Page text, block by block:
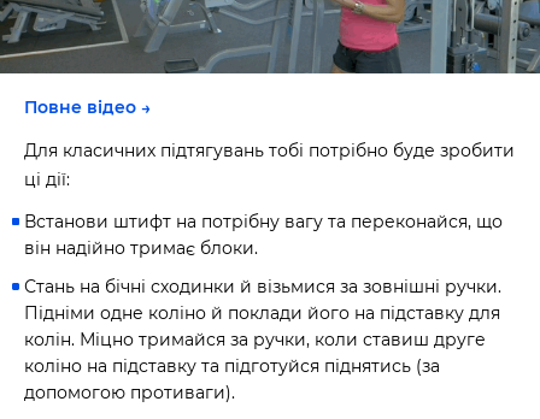
Повне відео →
Для класичних підтягувань тобі потрібно буде зробити
ці дії:
Встанови штифт на потрібну вагу та переконайся, що
він надійно тримає блоки.
Стань на бічні сходинки й візьмися за зовнішні ручки.
Підніми одне коліно й поклади його на підставку для
колін. Міцно тримайся за ручки, коли ставиш друге
коліно на підставку та підготуйся піднятись (за
допомогою противаги).